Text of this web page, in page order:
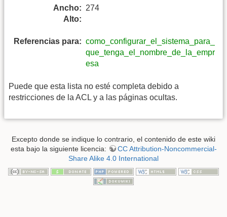
Ancho:
Alto:
274
Referencias para: como_configurar_el_sistema_para_
que_tenga_el_nombre_de_la_empr
esa
Puede que esta lista no esté completa debido a
restricciones de la ACL y a las páginas ocultas.
Excepto donde se indique lo contrario, el contenido de este wiki
esta bajo la siguiente licencia:
CC Attribution-Noncommercial-
Share Alike 4.0 International